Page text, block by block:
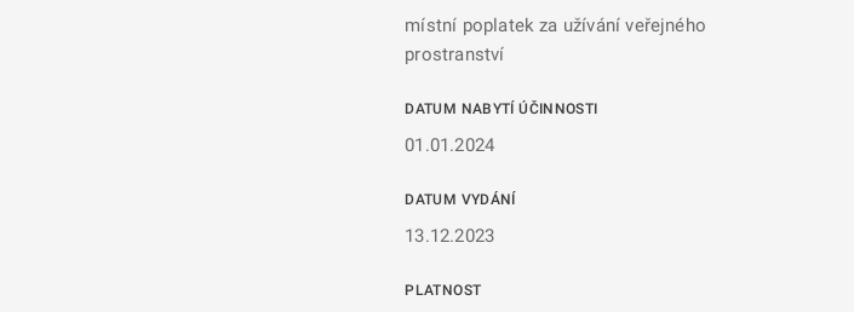
místní poplatek za užívání veřejného
prostranství
DATUM NABYTÍ ÚČINNOSTI
01.01.2024
DATUM VYDÁNÍ
13.12.2023
PLATNOST